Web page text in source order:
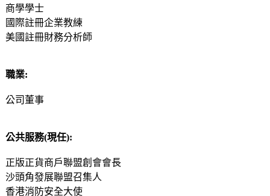
商學學士
國際註冊企業教練
美國註冊財務分析師
職業:
公司董事
公共服務(現任):
正版正貨商戶聯盟創會會長
沙頭角發展聯盟召集人
香港消防安全大使